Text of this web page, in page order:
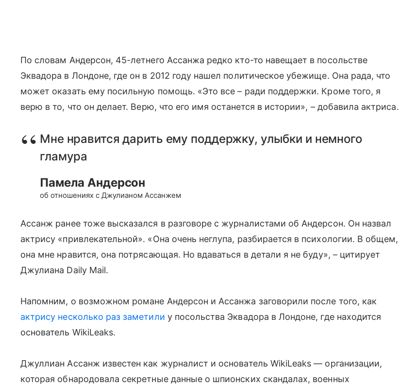
По словам Андерсон, 45-летнего Ассанжа редко кто-то навещает в посольстве
Эквадора в Лондоне, где он в 2012 году нашел политическое убежище. Она рада, что
может оказать ему посильную помощь. «Это все – ради поддержки. Кроме того, я
верю в то, что он делает. Верю, что его имя останется в истории», – добавила актриса.
Мне нравится дарить ему поддержку, улыбки и немного
гламура
Памела Андерсон
об отношениях с Джулианом Ассанжем
Ассанж ранее тоже высказался в разговоре с журналистами об Андерсон. Он назвал
актрису «привлекательной». «Она очень неглупа, разбирается в психологии. В общем,
она мне нравится, она потрясающая. Но вдаваться в детали я не буду», – цитирует
Джулиана Daily Mail.
Напомним, о возможном романе Андерсон и Ассанжа заговорили после того, как
актрису несколько раз заметили у посольства Эквадора в Лондоне, где находится
основатель WikiLeaks.
Джуллиан Ассанж известен как журналист и основатель WikiLeaks — организации,
которая обнародовала секретные данные о шпионских скандалах, военных